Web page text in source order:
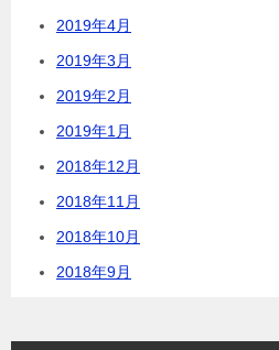
2019年4月
2019年3月
2019年2月
2019年1月
2018年12月
2018年11月
2018年10月
2018年9月